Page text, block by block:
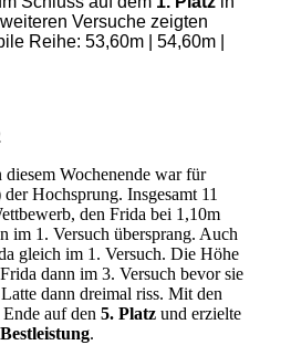
Versuche zeigten
Reihe: 53,60m | 54,60m |
Wochenende war für
Hochsprung. Insgesamt 11
den Frida bei 1,10m
im 1. Versuch übersprang. Auch
gleich im 1. Versuch. Die Höhe
dann im 3. Versuch bevor sie
dann dreimal riss. Mit den
auf den 5. Platzund erzielte
.